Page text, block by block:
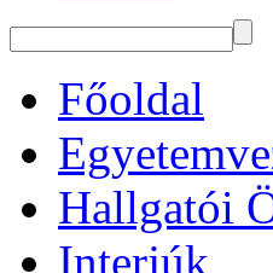
Főoldal
Hallgatói
Interjúk